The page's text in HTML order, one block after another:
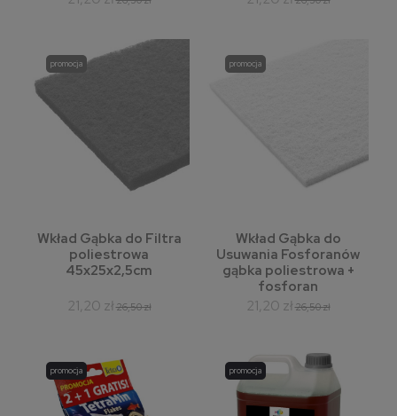
Wkład Gąbka do Filtra
poliestrowa
45x25x2,5cm
21,20 zł 26,50 zł
promocja
Wkład Gąbka do
Usuwania Fosforanów
gąbka poliestrowa +
fosforan
254x457x10mm
21,20 zł 26,50 zł
promocja
promocja promocja